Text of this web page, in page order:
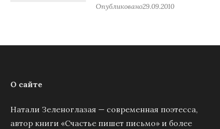
Опубликовано29.09.2010
О сайте
Натали Зеленоглазая — современная поэтесса,
автор книги «Счастье пишет письмо» и более